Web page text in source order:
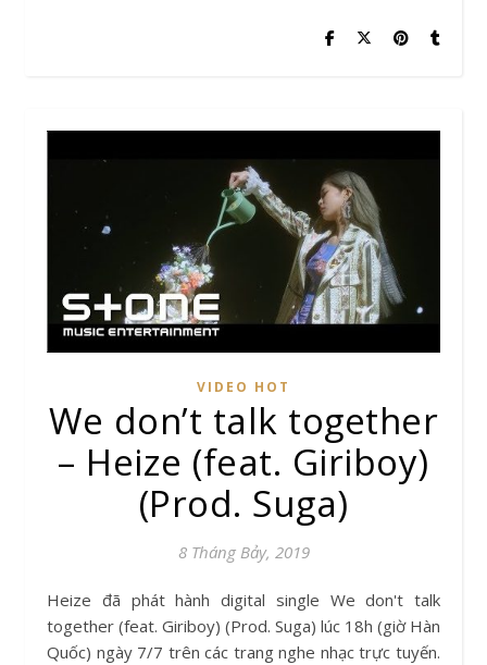
VIDEO HOT
We don’t talk together
– Heize (feat. Giriboy)
(Prod. Suga)
8 Tháng Bảy, 2019
Heize đã phát hành digital single We don't talk
together (feat. Giriboy) (Prod. Suga) lúc 18h (giờ Hàn
Quốc) ngày 7/7 trên các trang nghe nhạc trực tuyến.